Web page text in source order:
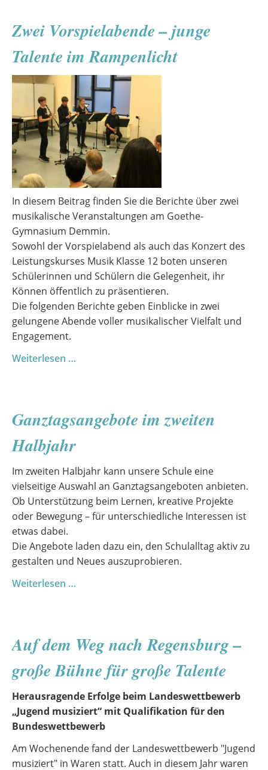
Zwei Vorspielabende – junge
Talente im Rampenlicht
In diesem Beitrag finden Sie die Berichte über zwei
musikalische Veranstaltungen am Goethe-
Gymnasium Demmin.
Sowohl der Vorspielabend als auch das Konzert des
Leistungskurses Musik Klasse 12 boten unseren
Schülerinnen und Schülern die Gelegenheit, ihr
Können öffentlich zu präsentieren.
Die folgenden Berichte geben Einblicke in zwei
gelungene Abende voller musikalischer Vielfalt und
Engagement.
Weiterlesen …
Talente
Rampenlicht
Ganztagsangebote im zweiten
Halbjahr
Im zweiten Halbjahr kann unsere Schule eine
vielseitige Auswahl an Ganztagsangeboten anbieten.
Ob Unterstützung beim Lernen, kreative Projekte
oder Bewegung – für unterschiedliche Interessen ist
etwas dabei.
Die Angebote laden dazu ein, den Schulalltag aktiv zu
gestalten und Neues auszuprobieren.
Weiterlesen …
Auf dem Weg nach Regensburg –
große Bühne für große Talente
Herausragende Erfolge beim Landeswettbewerb
„Jugend musiziert“ mit Qualifikation für den
Bundeswettbewerb
Am Wochenende fand der Landeswettbewerb "Jugend
musiziert" in Waren statt. Auch in diesem Jahr waren